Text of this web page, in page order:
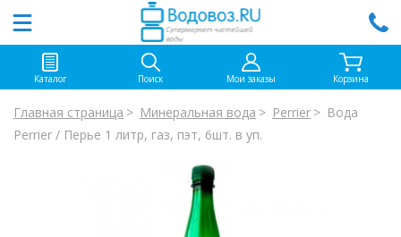
Каталог Поиск Мои заказы Корзина
Главная страница Минеральная вода Perrier
Вода
Perrier / Перье 1 литр, газ, пэт, 6шт. в уп.